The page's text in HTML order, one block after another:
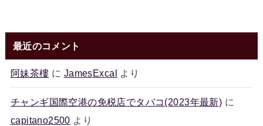
最近のコメント
阿妹茶樓 に JamesExcal より
チャンギ国際空港の免税店でタバコ(2023年最新) に
capitano2500 より